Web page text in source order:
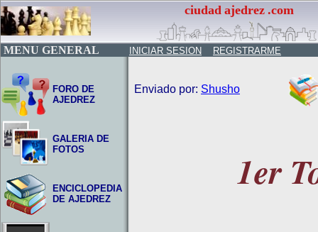
ciudad ajedrez .com
MENU GENERAL INICIAR SESION REGISTRARME
FORO DE
AJEDREZ
GALERIA DE
FOTOS
ENCICLOPEDIA
DE AJEDREZ
Enviado por: Shusho
1er